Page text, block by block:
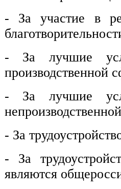
- За участие в
- За лучшие
производственной
- За лучшие
- За
- За
являются